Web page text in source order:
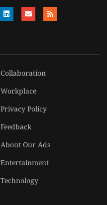
Collaboration
Workplace
Privacy Policy
Feedback
About Our Ads
Entertainment
Technology